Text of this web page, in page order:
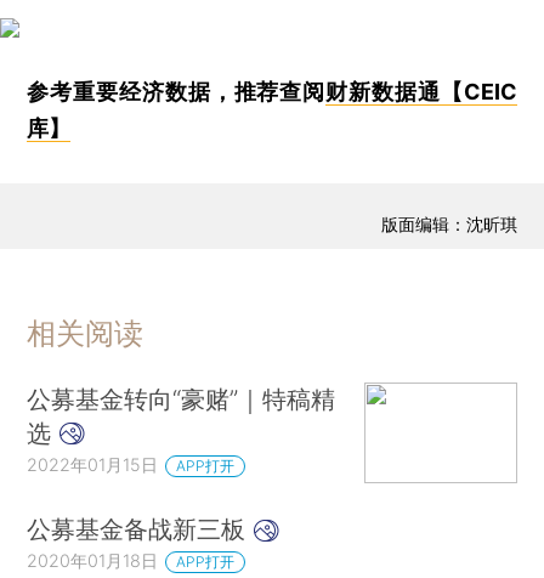
参考重要经济数据，推荐查阅 财新数据通【CEIC
库】
版面编辑：沈昕琪
相关阅读
公募基金转向“豪赌”｜特稿精
选
2022年01月15日 APP打开
公募基金备战新三板
2020年01月18日 APP打开